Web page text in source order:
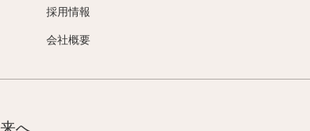
採用情報
会社概要